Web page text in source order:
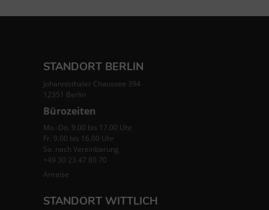
STANDORT BERLIN
Johannisthaler Chaussee 394
12351 Berlin
Bürozeiten
Mo -Do. 9.00 bis 17.00 Uhr
Fr. 9.00 bis 16.00 Uhr
Sa. nach Vereinbarung
+49 30 23 47 80 70
Anreise
STANDORT WITTLICH